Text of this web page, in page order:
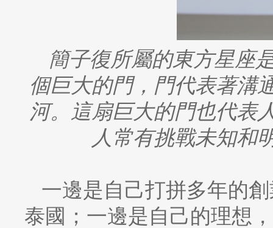
簡子復所屬的東方星座
個巨大的門，門代表著溝
河。這扇巨大的門也代表
人常有挑戰未知和
一邊是自己打拼多年的
泰國；一邊是自己的理想